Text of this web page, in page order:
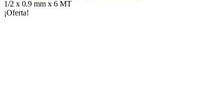
1/2 x 0.9 mm x 6 MT
¡Oferta!